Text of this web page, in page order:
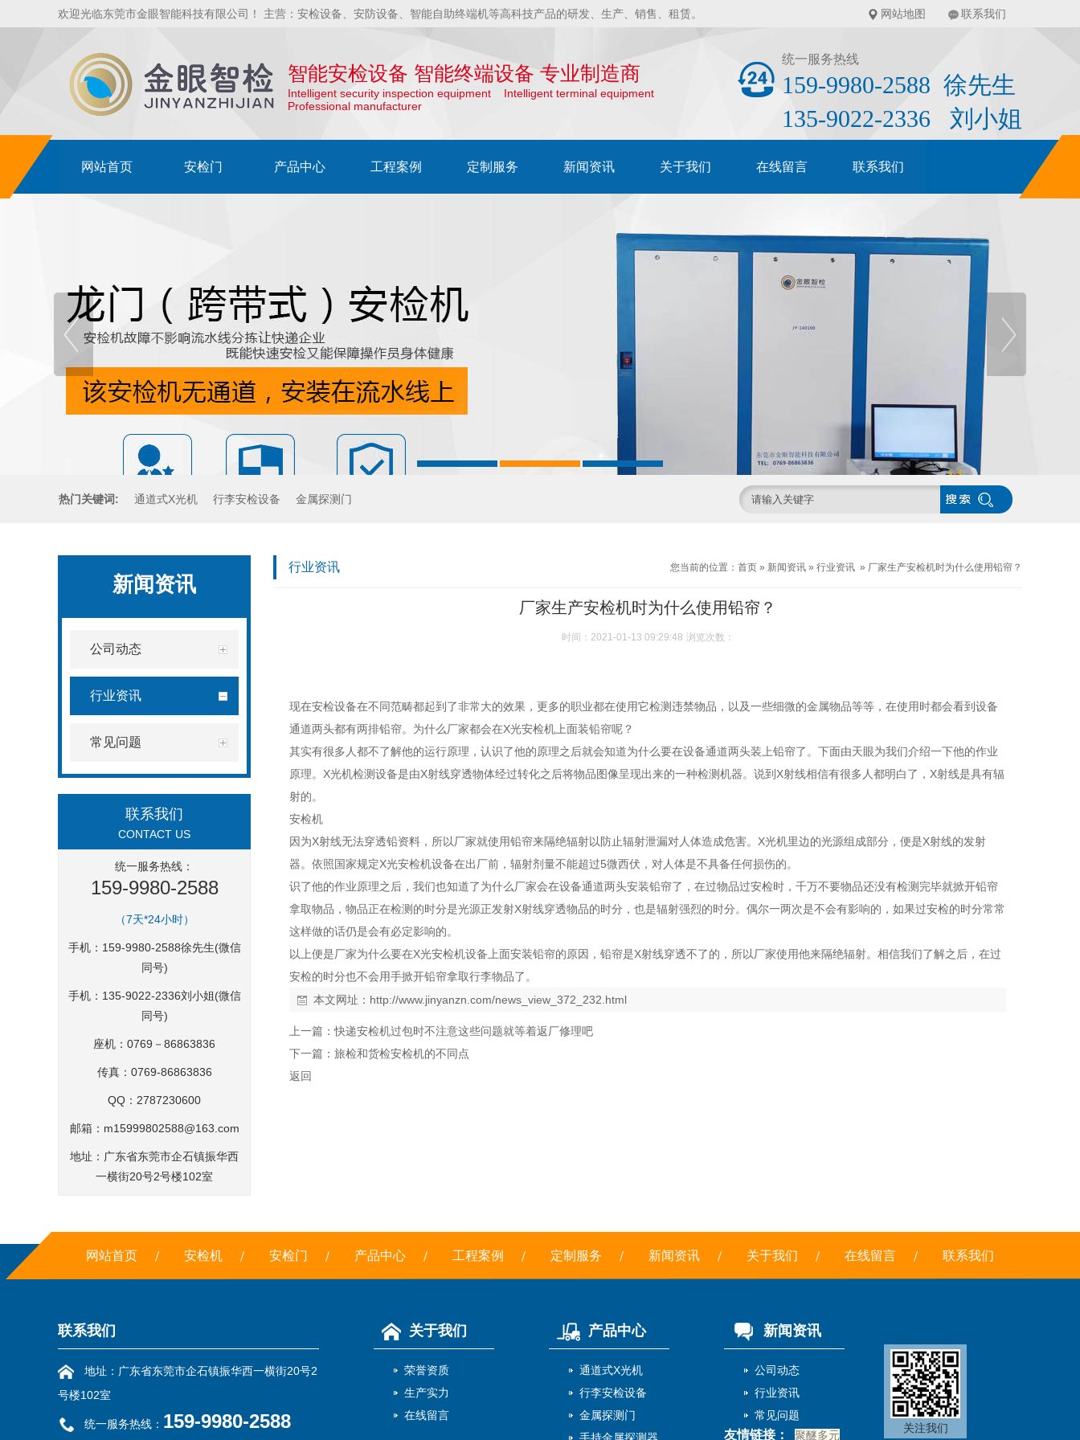
欢迎光临东莞市金眼智能科技有限公司！ 主营：安检设备、安防设备、智能自助终端机等高科技产品的研发、生产、销售、租赁。 网站地图 联系我们
智能安检设备 智能终端设备 专业制造商
Intelligent security inspection equipment Intelligent terminal equipment
Professional manufacturer
统一服务热线
159-9980-2588 徐先生
135-9022-2336 刘小姐
网站首页 安检门 产品中心 工程案例 定制服务 新闻资讯 关于我们 在线留言 联系我们
热门关键词: 通道式X光机 行李安检设备 金属探测门
新闻资讯
公司动态
行业资讯
常见问题
联系我们
CONTACT US
统一服务热线：
159-9980-2588
（7天*24小时）
手机：159-9980-2588徐先生(微信
同号)
手机：135-9022-2336刘小姐(微信
同号)
座机：0769－86863836
传真：0769-86863836
QQ：2787230600
邮箱： m15999802588@163.com
地址：广东省东莞市企石镇振华西
一横街20号2号楼102室
行业资讯 您当前的位置： 首页 » 新闻资讯 » 行业资讯 » 厂家生产安检机时为什么使用铅帘？
厂家生产安检机时为什么使用铅帘？
时间：2021-01-13 09:29:48 浏览次数：
现在安检设备在不同范畴都起到了非常大的效果，更多的职业都在使用它检测违禁物品，以及一些细微的金属物品等等，在使用时都会看到设备
通道两头都有两排铅帘。为什么厂家都会在X光安检机 上面装铅帘呢？
其实有很多人都不了解他的运行原理，认识了他的原理之后就会知道为什么要在设备通道两头装上铅帘了。下面由天眼为我们介绍一下他的作业
原理。X光机检测设备是由X射线穿透物体经过转化之后将物品图像呈现出来的一种检测机器。说到X射线相信有很多人都明白了，X射线是具有辐
射的。
安检机
因为X射线无法穿透铅资料，所以厂家就使用铅帘来隔绝辐射以防止辐射泄漏对人体造成危害。X光机里边的光源组成部分，便是X射线的发射
器。依照国家规定X光安检机设备在出厂前，辐射剂量不能超过5微西伏，对人体是不具备任何损伤的。
识了他的作业原理之后，我们也知道了为什么厂家会在设备通道两头安装铅帘了，在过物品过安检时，千万不要物品还没有检测完毕就掀开铅帘
拿取物品，物品正在检测的时分是光源正发射X射线穿透物品的时分，也是辐射强烈的时分。偶尔一两次是不会有影响的，如果过安检的时分常常
这样做的话仍是会有必定影响的。
以上便是厂家为什么要在X光安检机设备 上面安装铅帘的原因，铅帘是X射线穿透不了的，所以厂家使用他来隔绝辐射。相信我们了解之后，在过
安检的时分也不会用手掀开铅帘拿取行李物品了。
本文网址： http://www.jinyanzn.com/news_view_372_232.html
上一篇：快递安检机过包时不注意这些问题就等着返厂修理吧
下一篇： 旅检和货检安检机的不同点
返回
网站首页 安检机 安检门 产品中心 工程案例 定制服务 新闻资讯 关于我们 在线留言 联系我们
联系我们
地址：广东省东莞市企石镇振华西一横街20号2
号楼102室
统一服务热线： 159-9980-2588
关于我们
荣誉资质
生产实力
在线留言
产品中心
通道式X光机
行李安检设备
金属探测门
新闻资讯
公司动态
行业资讯
常见问题
友情链接： 聚醚多元
关注我们